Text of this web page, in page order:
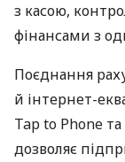
з касою,
фінансами з
Поєднання
й інтернет-
Tap to Phone
дозволяє